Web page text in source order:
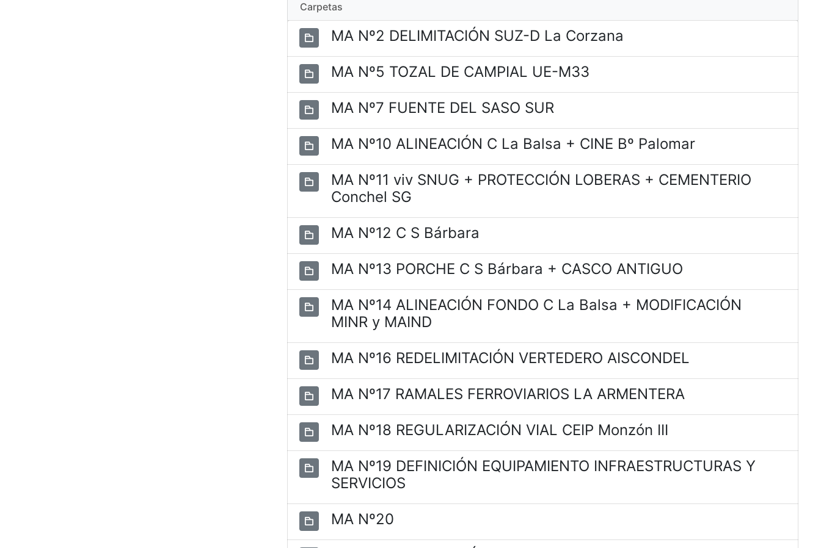
Carpetas
MA Nº2 DELIMITACIÓN SUZ-D La Corzana
MA Nº5 TOZAL DE CAMPIAL UE-M33
MA Nº7 FUENTE DEL SASO SUR
MA Nº10 ALINEACIÓN C La Balsa + CINE Bº Palomar
MA Nº11 viv SNUG + PROTECCIÓN LOBERAS + CEMENTERIO
Conchel SG
MA Nº12 C S Bárbara
MA Nº13 PORCHE C S Bárbara + CASCO ANTIGUO
MA Nº14 ALINEACIÓN FONDO C La Balsa + MODIFICACIÓN
MINR y MAIND
MA Nº16 REDELIMITACIÓN VERTEDERO AISCONDEL
MA Nº17 RAMALES FERROVIARIOS LA ARMENTERA
MA Nº18 REGULARIZACIÓN VIAL CEIP Monzón III
MA Nº19 DEFINICIÓN EQUIPAMIENTO INFRAESTRUCTURAS Y
SERVICIOS
MA Nº20